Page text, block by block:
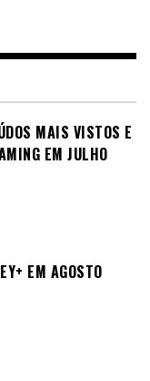
MAIS VISTOS E
EM JULHO
EM AGOSTO